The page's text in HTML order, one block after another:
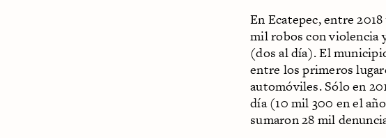
En Ecatepec, entre
mil robos con violencia
(dos al día). El
entre los primeros
automóviles. Sólo en
día (10 mil 300 en el
sumaron 28 mil